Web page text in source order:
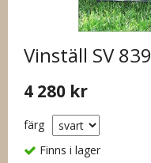
Vinställ SV 839
4 280 kr
färg
Finns i lager